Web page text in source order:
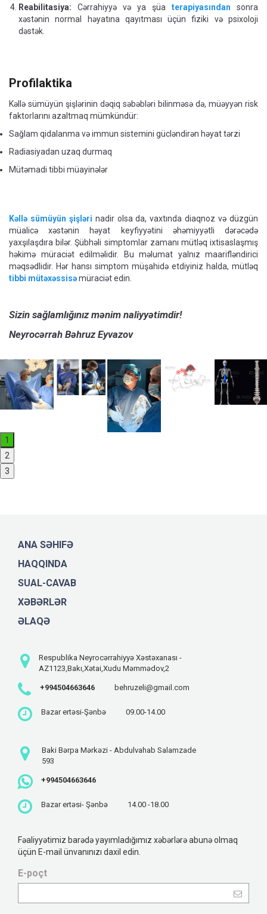
Reabilitasiya: Cərrahiyyə və ya şüa terapiyasından sonra
xəstənin normal həyatına qayıtması üçün fiziki və psixoloji
dəstək.
Profilaktika
Kəllə sümüyün şişlərinin dəqiq səbəbləri bilinməsə də, müəyyən risk
faktorlarını azaltmaq mümkündür:
Sağlam qidalanma və immun sistemini gücləndirən həyat tərzi
Radiasiyadan uzaq durmaq
Mütəmadi tibbi müayinələr
Kəllə sümüyün şişləri nadir olsa da, vaxtında diaqnoz və düzgün
müalicə xəstənin həyat keyfiyyətini əhəmiyyətli dərəcədə
yaxşılaşdıra bilər. Şübhəli simptomlar zamanı mütləq ixtisaslaşmış
həkimə müraciət edilməlidir. Bu məlumat yalnız maarifləndirici
məqsədlidir. Hər hansı simptom müşahidə etdiyiniz halda, mütləq
tibbi mütəxəssisəmüraciət edin.
Sizin sağlamlığınız mənim naliyyətimdir!
Neyrocərrah Bəhruz Eyvazov
1
2
3
ANA SƏHIFƏ
HAQQINDA
SUAL-CAVAB
XƏBƏRLƏR
ƏLAQƏ
Respublika Neyrocərrahiyyə Xəstəxanası -
AZ1123,Bakı,Xətai,Xudu Məmmədov,2
+994504663646 behruzeli@gmail.com
Bazar ertəsi-Şənbə 09.00-14.00
Baki Bərpa Mərkəzi - Abdulvahab Salamzade
593
+994504663646
Bazar ertəsi- Şənbə 14.00 -18.00
Fəaliyyətimiz barədə yayımladığımız xəbərlərə abunə olmaq
üçün E-mail ünvanınızı daxil edin.
E-poçt